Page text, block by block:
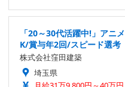
「20～30代活躍中!」アニ
K/賞与年2回/スピード選考
株式会社窪田建築
埼玉県